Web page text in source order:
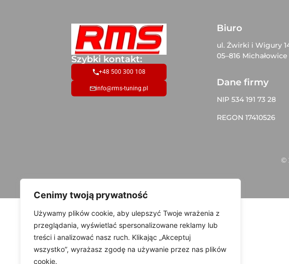
Cenimy twoją prywatność
Używamy plików cookie, aby ulepszyć Twoje wrażenia z
przeglądania, wyświetlać spersonalizowane reklamy lub
treści i analizować nasz ruch. Klikając „Akceptuj
wszystko”, wyrażasz zgodę na używanie przez nas plików
cookie.
Szybki kontakt:
+48 500 300 108
info@rms-tuning.pl
Biuro
ul. Żwirki i Wigury
05–816 Michałowice
Dane firmy
NIP 534 191 73 28
REGON 17410526
©